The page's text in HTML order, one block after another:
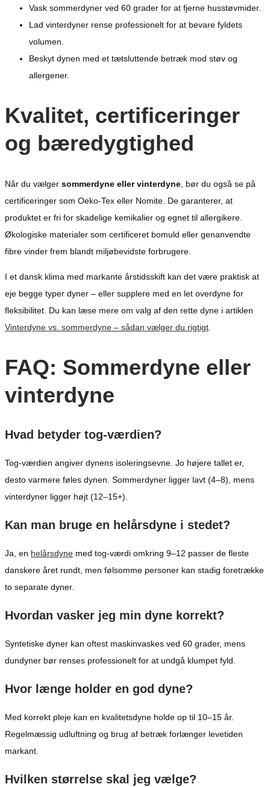
Vask sommerdyner ved 60 grader for at fjerne husstøvmider.
Lad vinterdyner rense professionelt for at bevare fyldets
volumen.
Beskyt dynen med et tætsluttende betræk mod støv og
allergener.
Kvalitet, certificeringer
og bæredygtighed
Når du vælger sommerdyne eller vinterdyne , bør du også se på
certificeringer som Oeko-Tex eller Nomite. De garanterer, at
produktet er fri for skadelige kemikalier og egnet til allergikere.
Økologiske materialer som certificeret bomuld eller genanvendte
fibre vinder frem blandt miljøbevidste forbrugere.
I et dansk klima med markante årstidsskift kan det være praktisk at
eje begge typer dyner – eller supplere med en let overdyne for
fleksibilitet. Du kan læse mere om valg af den rette dyne i artiklen
Vinterdyne vs. sommerdyne – sådan vælger du rigtigt
FAQ: Sommerdyne eller
vinterdyne
Hvad betyder tog-værdien?
Tog-værdien angiver dynens isoleringsevne. Jo højere tallet er,
desto varmere føles dynen. Sommerdyner ligger lavt (4–8), mens
vinterdyner ligger højt (12–15+).
Kan man bruge en helårsdyne i stedet?
Ja, en helårsdyne med tog-værdi omkring 9–12 passer de fleste
danskere året rundt, men følsomme personer kan stadig foretrække
to separate dyner.
Hvordan vasker jeg min dyne korrekt?
Syntetiske dyner kan oftest maskinvaskes ved 60 grader, mens
dundyner bør renses professionelt for at undgå klumpet fyld.
Hvor længe holder en god dyne?
Med korrekt pleje kan en kvalitetsdyne holde op til 10–15 år.
Regelmæssig udluftning og brug af betræk forlænger levetiden
markant.
Hvilken størrelse skal jeg vælge?